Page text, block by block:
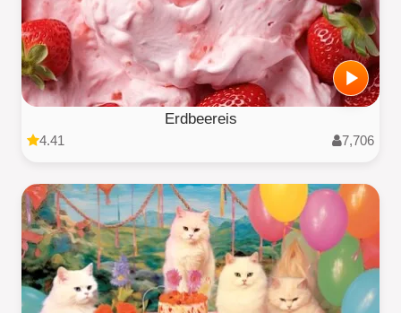
Erdbeereis
4.41 7,706